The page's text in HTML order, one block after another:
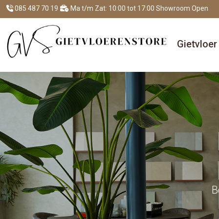
085 487 70 19 Ma t/m Zat: 10:00 tot 17:00 Showroom Open
Gietvloer